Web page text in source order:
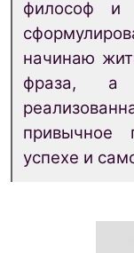
философ и
начинаю
фраза, а
привычное
успехе и